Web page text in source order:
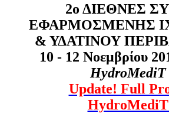
2ο ΔΙΕΘΝΕΣ
ΕΦΑΡΜΟΣΜΕΝΗΣ
& ΥΔΑΤΙΝΟΥ
10 - 12 Νοεμβρίου
HydroMediT
Update! Full
HydroMediT